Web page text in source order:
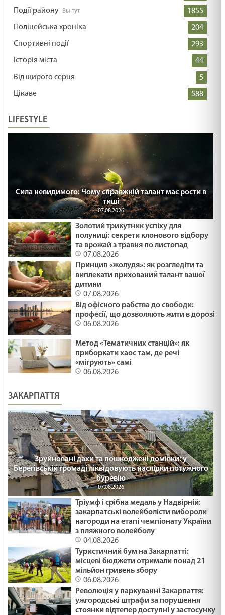
Події району
1855
Поліцейська хроніка
204
Спортивні події
293
Історія міста
44
Від щирого серця
5
Цікаве
588
LIFESTYLE
Сила невидимого: Чому справжній талант має рости в
тиші
07.08.2026
Золотий трикутник успіху для
полуниці: секрети клонового відбору
та врожай з травня по листопад
07.08.2026
Принцип «жолудя»: як розгледіти та
виплекати прихований талант вашої
дитини
07.08.2026
Від офісного рабства до свободи:
професії, що дозволяють жити в дорозі
06.08.2026
Метод «Тематичних станцій»: як
приборкати хаос там, де речі
«мігрують» самі
06.08.2026
ЗАКАРПАТТЯ
Зруйновані дахи та пошкоджені домівки: у
Берегівській громаді ліквідовують наслідки потужного
буревію
07.08.2026
Тріумф і срібна медаль у Надвірній:
закарпатські волейболісти вибороли
нагороди на етапі чемпіонату України
з пляжного волейболу
04.08.2026
Туристичний бум на Закарпатті:
місцеві бюджети отримали понад 21
мільйон гривень збору
06.08.2026
Революція у паркуванні Закарпаття:
ужгородські штрафи за порушення
стоянки відтепер доступні у застосунку